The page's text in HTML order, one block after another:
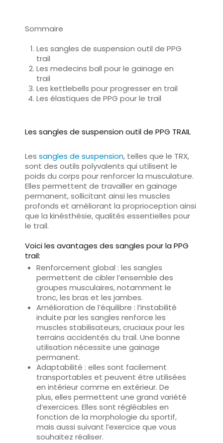
Sommaire
Les sangles de suspension outil de PPG
trail
Les medecins ball pour le gainage en
trail
Les kettlebells pour progresser en trail
Les élastiques de PPG pour le trail
Les sangles de suspension outil de PPG TRAIL
Les sangles de suspension, telles que le TRX,
sont des outils polyvalents qui utilisent le
poids du corps pour renforcer la musculature.
Elles permettent de travailler en gainage
permanent, sollicitant ainsi les muscles
profonds et améliorant la proprioception ainsi
que la kinésthésie, qualités essentielles pour
le trail.
Voici les avantages des sangles pour la PPG
trail:
Renforcement global : les sangles
permettent de cibler l’ensemble des
groupes musculaires, notamment le
tronc, les bras et les jambes.
Amélioration de l’équilibre : l’instabilité
induite par les sangles renforce les
muscles stabilisateurs, cruciaux pour les
terrains accidentés du trail. Une bonne
utilisation nécessite une gainage
permanent.
Adaptabilité : elles sont facilement
transportables et peuvent être utilisées
en intérieur comme en extérieur. De
plus, elles permettent une grand variété
d’exercices. Elles sont régléables en
fonction de la morphologie du sportif,
mais aussi suivant l’exercice que vous
souhaitez réaliser.